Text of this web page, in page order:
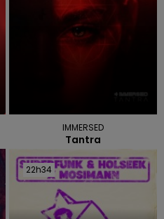
IMMERSED
Tantra
22h34
22h34